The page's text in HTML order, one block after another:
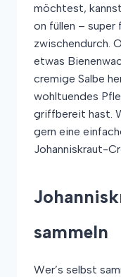
möchtest,
on füllen –
zwischendurch.
etwas
cremige Salbe
wohltuendes
griffbereit hast.
gern eine
Johanniskraut-
sammeln
Wer’s selbst